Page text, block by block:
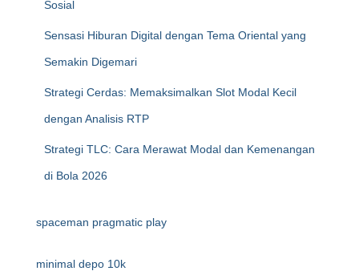
Sosial
Sensasi Hiburan Digital dengan Tema Oriental yang
Semakin Digemari
Strategi Cerdas: Memaksimalkan Slot Modal Kecil
dengan Analisis RTP
Strategi TLC: Cara Merawat Modal dan Kemenangan
di Bola 2026
spaceman pragmatic play
minimal depo 10k